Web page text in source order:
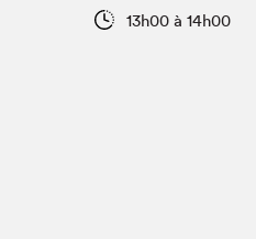
Vidéos et balados13h00 à 14h00